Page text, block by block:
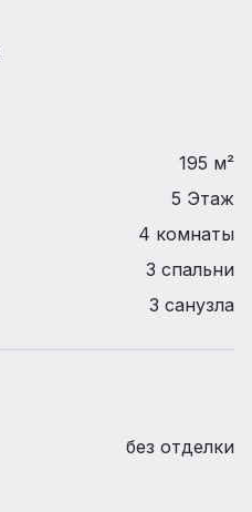
195 м²
5 Этаж
4 комнаты
3 спальни
3 санузла
без отделки